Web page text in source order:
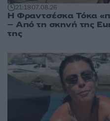
21:1807.08.26
Η Φραντσέσκα Τόκα
– Από τη σκηνή της
της